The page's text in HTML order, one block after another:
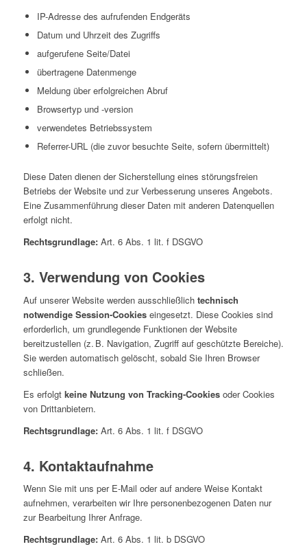
IP-Adresse des aufrufenden Endgeräts
Datum und Uhrzeit des Zugriffs
aufgerufene Seite/Datei
übertragene Datenmenge
Meldung über erfolgreichen Abruf
Browsertyp und -version
verwendetes Betriebssystem
Referrer-URL (die zuvor besuchte Seite, sofern übermittelt)
Diese Daten dienen der Sicherstellung eines störungsfreien
Betriebs der Website und zur Verbesserung unseres Angebots.
Eine Zusammenführung dieser Daten mit anderen Datenquellen
erfolgt nicht.
Rechtsgrundlage:Art. 6 Abs. 1 lit. f DSGVO
3. Verwendung von Cookies
Auf unserer Website werden ausschließlich technisch
notwendige Session-Cookieseingesetzt. Diese Cookies sind
erforderlich, um grundlegende Funktionen der Website
bereitzustellen (z. B. Navigation, Zugriff auf geschützte Bereiche).
Sie werden automatisch gelöscht, sobald Sie Ihren Browser
schließen.
Es erfolgt keine Nutzung von Tracking-Cookiesoder Cookies
von Drittanbietern.
Rechtsgrundlage:Art. 6 Abs. 1 lit. f DSGVO
4. Kontaktaufnahme
Wenn Sie mit uns per E-Mail oder auf andere Weise Kontakt
aufnehmen, verarbeiten wir Ihre personenbezogenen Daten nur
zur Bearbeitung Ihrer Anfrage.
Rechtsgrundlage:Art. 6 Abs. 1 lit. b DSGVO